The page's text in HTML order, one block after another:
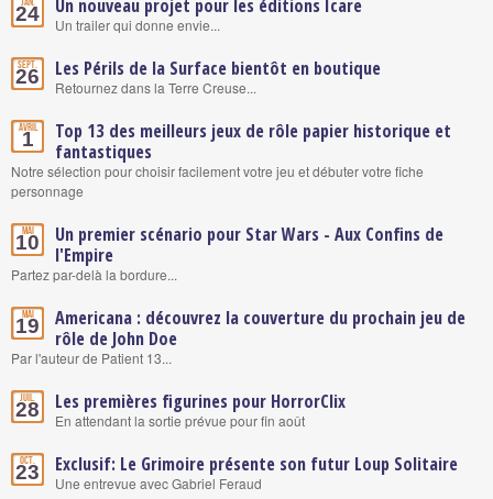
24 Un nouveau projet pour les éditions Icare
Un trailer qui donne envie...
Sept.
26 Les Périls de la Surface bientôt en boutique
Retournez dans la Terre Creuse...
Avril
1
Top 13 des meilleurs jeux de rôle papier historique et
fantastiques
Notre sélection pour choisir facilement votre jeu et débuter votre fiche
personnage
Mai
10
Un premier scénario pour Star Wars - Aux Confins de
l'Empire
Partez par-delà la bordure...
Mai
19
Americana : découvrez la couverture du prochain jeu de
rôle de John Doe
Par l'auteur de Patient 13...
Juil.
28 Les premières figurines pour HorrorClix
En attendant la sortie prévue pour fin août
Oct.
23 Exclusif: Le Grimoire présente son futur Loup Solitaire
Une entrevue avec Gabriel Feraud